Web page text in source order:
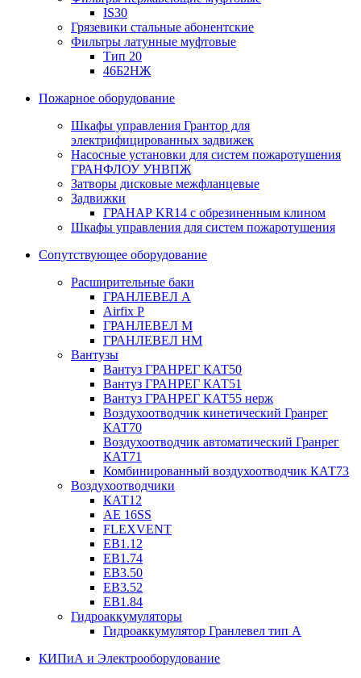
IS30
Грязевики стальные абонентские
Фильтры латунные муфтовые
Тип 20
46Б2НЖ
Пожарное оборудование
Шкафы управления Грантор для
электрифицированных задвижек
Насосные установки для систем пожаротушения
ГРАНФЛОУ УНВПЖ
Затворы дисковые межфланцевые
Задвижки
ГРАНАР KR14 с обрезиненным клином
Шкафы управления для систем пожаротушения
Сопутствующее оборудование
Расширительные баки
ГРАНЛЕВЕЛ А
Airfix P
ГРАНЛЕВЕЛ М
ГРАНЛЕВЕЛ НМ
Вантузы
Вантуз ГРАНРЕГ КАТ50
Вантуз ГРАНРЕГ КАТ51
Вантуз ГРАНРЕГ КАТ55 нерж
Воздухоотводчик кинетический Гранрег
КАТ70
Воздухоотводчик автоматический Гранрег
КАТ71
Комбинированный воздухоотводчик КАТ73
Воздухоотводчики
КАТ12
AE 16SS
FLEXVENT
EB1.12
EB1.74
EB3.50
EB3.52
EB1.84
Гидроаккумуляторы
Гидроаккумулятор Гранлевел тип А
КИПиА и Электрооборудование